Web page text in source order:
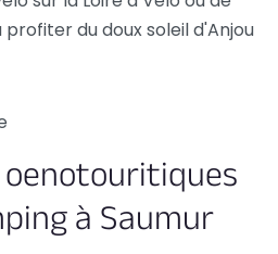
du doux soleil d'Anjou
oenotouritiques
à Saumur